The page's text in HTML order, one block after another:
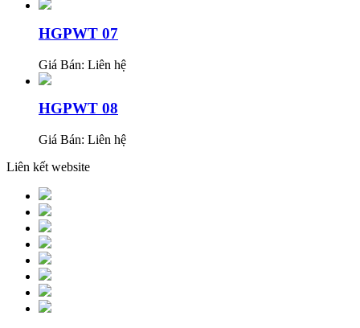
HGPWT 07
Giá Bán: Liên hệ
HGPWT 08
Giá Bán: Liên hệ
Liên kết website